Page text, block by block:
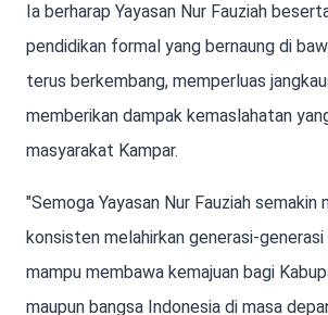
Ia berharap Yayasan Nur Fauziah
pendidikan formal yang bernaung di
terus berkembang, memperluas
memberikan dampak kemaslahatan
masyarakat Kampar.
"Semoga Yayasan Nur Fauziah semakin
konsisten melahirkan generasi-
mampu membawa kemajuan bagi
maupun bangsa Indonesia di masa